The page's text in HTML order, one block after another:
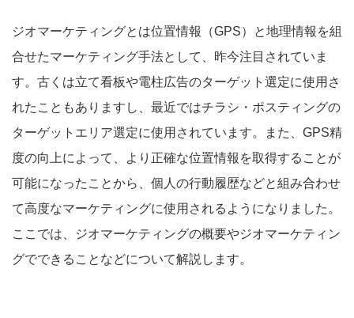
ジオマーケティングとは位置情報（GPS）と地理情報を組
合せたマーケティング手法として、昨今注目されていま
す。古くは立て看板や電柱広告のターゲット選定に使用さ
れたこともありますし、最近ではチラシ・ポスティングの
ターゲットエリア選定に使用されています。また、GPS精
度の向上によって、より正確な位置情報を取得することが
可能になったことから、個人の行動履歴などと組み合わせ
て高度なマーケティングに使用されるようになりました。
ここでは、ジオマーケティングの概要やジオマーケティン
グでできることなどについて解説します。